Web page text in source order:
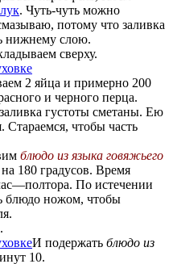
. Чуть-чуть можно
потому что заливка
нижнему слою.
сверху.
2 яйца и примерно 200
и черного перца.
густоты сметаны. Ею
Стараемся, чтобы часть
блюдо из языка говяжьего
180 градусов. Время
По истечении
блюдо ножом, чтобы
И подержать блюдо из
10.